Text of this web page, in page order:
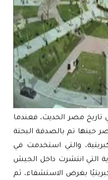
تاريخ مصر الحديث، فعندما
حينها تم بالصدفة البحتة
والتي استخدمت في
التي انتشرت داخل الجيش
بغرض الاستشفاء، ثم